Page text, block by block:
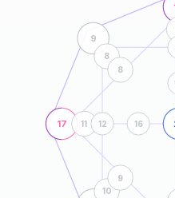
17
9
11 12 16
8
8
10
9